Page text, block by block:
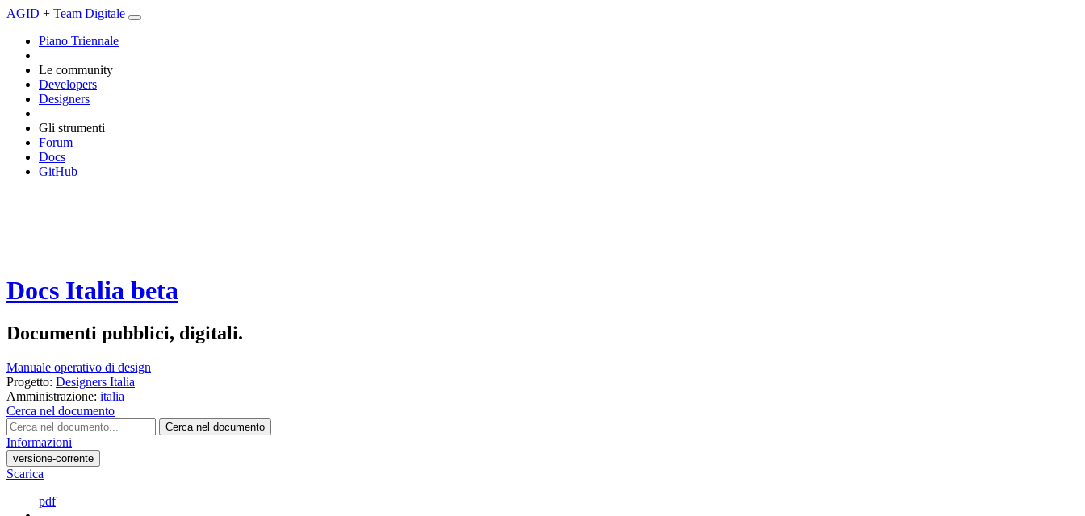
AGID + Team Digitale
Piano Triennale
Le community
Developers
Designers
Gli strumenti
Forum
Docs
GitHub
Docs Italia beta
Documenti pubblici, digitali.
Manuale operativo di design
Progetto: Designers Italia
Amministrazione: italia
Cerca nel documento
Cerca nel documento
Informazioni
versione-corrente
Scarica
pdf